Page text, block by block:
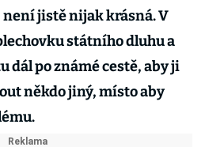
jistě nijak krásná. V
státního dluhu a
dál po známé cestě, aby ji
někdo jiný, místo aby